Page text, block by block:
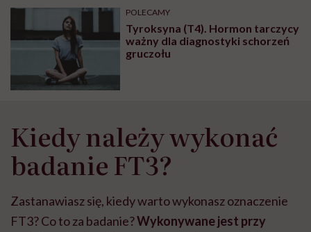
może chyba tylko
głupota i brak
wyobraźni"
pracy
POLECAMY
Tyroksyna (T4). Hormon tarczycy
ważny dla diagnostyki schorzeń
gruczołu
Kiedy należy wykonać
badanie FT3?
Zastanawiasz się, kiedy warto wykonasz oznaczenie
FT3? Co to za badanie?Wykonywane jest przy